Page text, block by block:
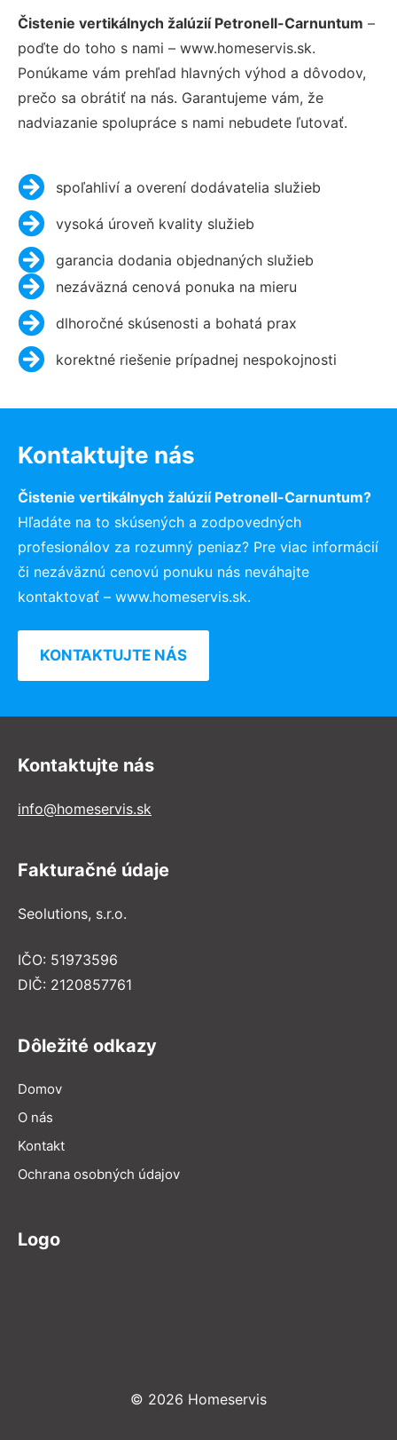
Čistenie vertikálnych žalúzií Petronell-Carnuntum –
poďte do toho s nami – www.homeservis.sk.
Ponúkame vám prehľad hlavných výhod a dôvodov,
prečo sa obrátiť na nás. Garantujeme vám, že
nadviazanie spolupráce s nami nebudete ľutovať.
spoľahliví a overení dodávatelia služieb
vysoká úroveň kvality služieb
garancia dodania objednaných služieb
nezáväzná cenová ponuka na mieru
dlhoročné skúsenosti a bohatá prax
korektné riešenie prípadnej nespokojnosti
Kontaktujte nás
Čistenie vertikálnych žalúzií Petronell-Carnuntum?
Hľadáte na to skúsených a zodpovedných
profesionálov za rozumný peniaz? Pre viac informácií
či nezáväznú cenovú ponuku nás neváhajte
kontaktovať – www.homeservis.sk.
KONTAKTUJTE NÁS
Kontaktujte nás
info@homeservis.sk
Fakturačné údaje
Seolutions, s.r.o.
IČO: 51973596
DIČ: 2120857761
Dôležité odkazy
Domov
O nás
Kontakt
Ochrana osobných údajov
Logo
© 2026 Homeservis